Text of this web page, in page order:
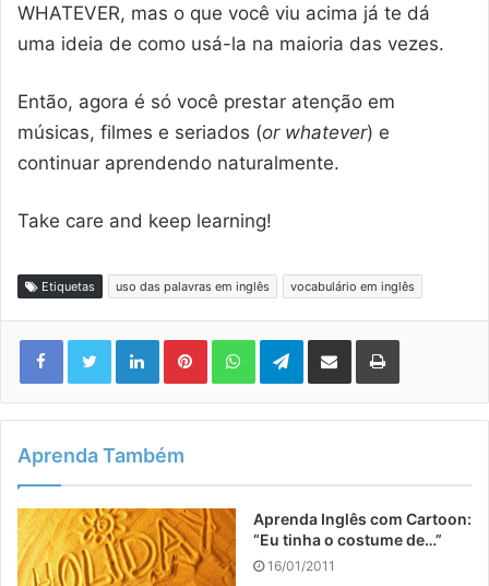
WHATEVER, mas o que você viu acima já te dá
uma ideia de como usá-la na maioria das vezes.
Então, agora é só você prestar atenção em
músicas, filmes e seriados (or whatever) e
continuar aprendendo naturalmente.
Take care and keep learning!
Etiquetas uso das palavras em inglês vocabulário em inglês
LinkedinPinterestWhatsAppTelegram
Compartilhar via e-mail Imprimir
Aprenda Também
Aprenda Inglês com Cartoon:
“Eu tinha o costume de…”
16/01/2011